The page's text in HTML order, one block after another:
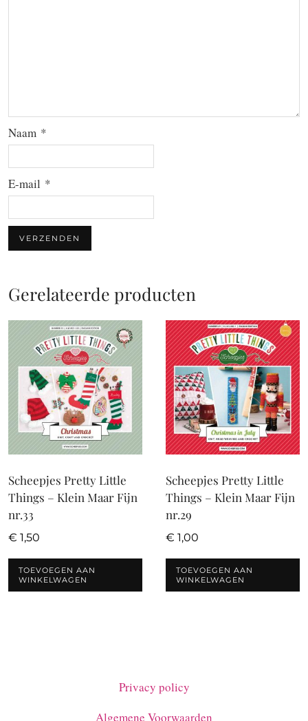
Naam *
E-mail *
Gerelateerde producten
Scheepjes Pretty Little
Things – Klein Maar Fijn
nr.33
€ 1,50
TOEVOEGEN AAN
WINKELWAGEN
Scheepjes Pretty Little
Things – Klein Maar Fijn
nr.29
€ 1,00
TOEVOEGEN AAN
WINKELWAGEN
Privacy policy
Algemene Voorwaarden